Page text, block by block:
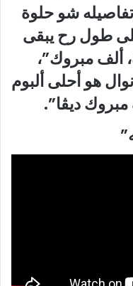
شو حلوة
طول رح يبقى
ألف مبروك”،
هو أحلى ألبوم
ديڤا”.